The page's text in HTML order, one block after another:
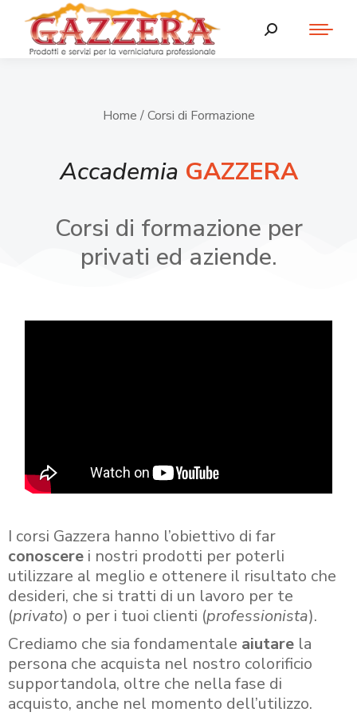
Home / Corsi di Formazione
Accademia GAZZERA
Corsi di formazione per
privati ed aziende.
I corsi Gazzera hanno l’obiettivo di far
conoscere i nostri prodotti per poterli
utilizzare al meglio e ottenere il risultato che
desideri, che si tratti di un lavoro per te
(privato) o per i tuoi clienti (professionista).
Crediamo che sia fondamentale aiutare la
persona che acquista nel nostro colorificio
supportandola, oltre che nella fase di
acquisto, anche nel momento dell’utilizzo.